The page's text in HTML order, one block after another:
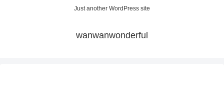
Just another WordPress site
wanwanwonderful